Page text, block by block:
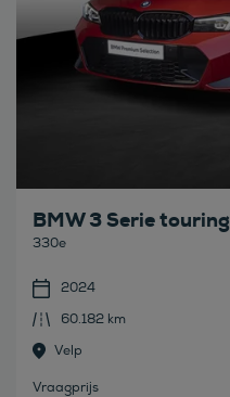
BMW 3 Serie touring
330e
2024
60.182 km
Velp
Vraagprijs